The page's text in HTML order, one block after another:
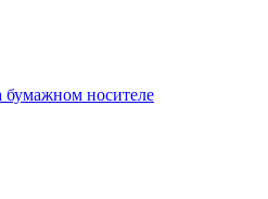
бумажном носителе